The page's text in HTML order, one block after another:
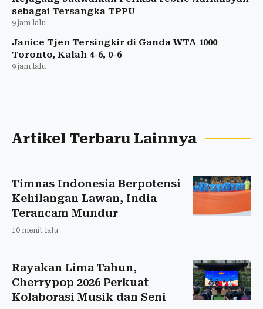
sebagai Tersangka TPPU
9 jam lalu
Janice Tjen Tersingkir di Ganda WTA 1000
Toronto, Kalah 4-6, 0-6
9 jam lalu
Artikel Terbaru Lainnya
Timnas Indonesia Berpotensi
Kehilangan Lawan, India
Terancam Mundur
10 menit lalu
Rayakan Lima Tahun,
Cherrypop 2026 Perkuat
Kolaborasi Musik dan Seni